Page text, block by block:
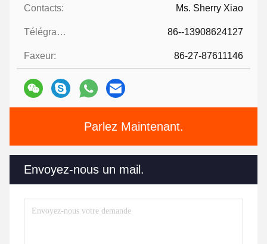
Contacts: Ms. Sherry Xiao
Télégramme: 86--13908624127
Faxeur: 86-27-87611146
Parlez Maintenant.
Envoyez-nous un mail.